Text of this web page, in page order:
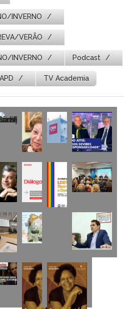
INVERNO
VERÃO
INVERNO Podcast
TV Academia